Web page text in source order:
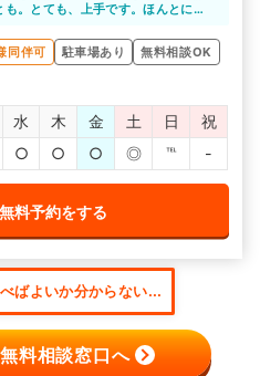
。とても、上手です。ほんとにあ
同伴可 駐車場あり
無料相談OK
水 木 金 土 日
祝
○ ○ ○ ◎ ℡ -
料予約をする
ばよいか分からない...
料相談窓口へ